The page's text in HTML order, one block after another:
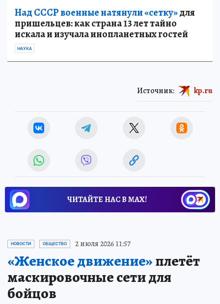
Над СССР военные натянули «сетку»для
пришельцев: как страна 13 лет тайно
искала и изучала инопланетных гостей
НАУКА
Источник: kp.ru
ЧИТАЙТЕ НАС В МАХ!
НОВОСТИ ОБЩЕСТВО 2 июля 2026 11:57
«Женское движение»плетёт
маскировочные сети для
бойцов